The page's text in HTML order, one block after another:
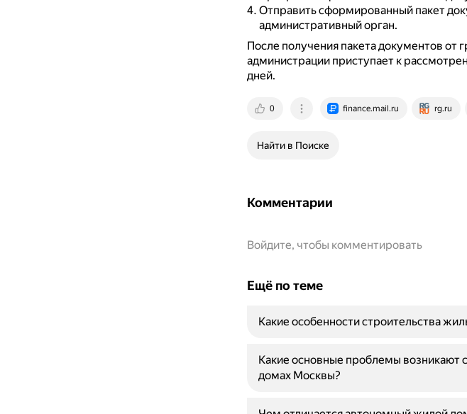
Отправить сформированный пакет
административный орган.
После получения пакета документов от
администрации приступает к
дней.
0 finance.mail.ru rg.ru
Найти в Поиске
Комментарии
Войдите, чтобы комментировать
Ещё по теме
Какие особенности строительства
Какие основные проблемы возникают
домах Москвы?